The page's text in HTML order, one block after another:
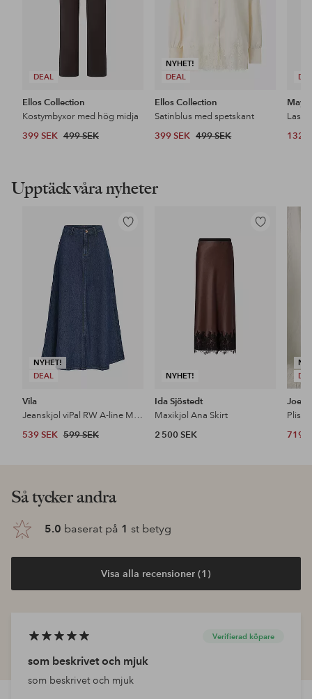
DEAL
Ellos Collection
Kostymbyxor med hög midja
399 SEK 499 SEK
NYHET!
DEAL
Ellos Collection
Satinblus med spetskant
399 SEK 499 SEK 132
Upptäck våra nyheter
NYHET!
DEAL
Lägg
Vila
Jeanskjol viPal RW A-line Midi Denim Skirt
539 SEK 599 SEK
NYHET!
Lägg
Ida Sjöstedt
Maxikjol Ana Skirt
2 500 SEK
Joelle
719
Så tycker andra
5.0 baserat på 1 st betyg
Visa alla recensioner (1)
Verifierad köpare
som beskrivet och mjuk
som beskrivet och mjuk